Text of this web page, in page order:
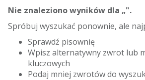
Nie znaleziono wyników dla „".
Spróbuj wyszukać ponownie, ale
Sprawdź pisownię
Wpisz alternatywny zwrot lub
kluczowych
Podaj mniej zwrotów do